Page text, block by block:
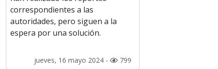
correspondientes a las
autoridades, pero siguen a la
espera por una solución.
jueves, 16 mayo 2024 - 799